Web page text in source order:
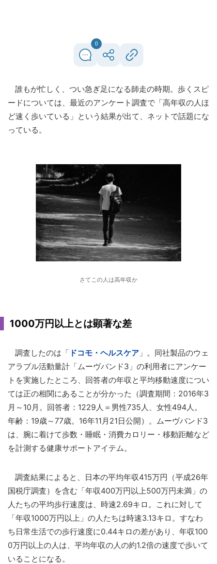
0
誰もが忙しく、つい急ぎ足になる師走の時期。歩くスピ
ードについては、最近のアンケート調査で「高年収の人ほ
ど速く歩いている」という結果が出て、ネットで話題にな
っている。
さてこの人は高年収か
1000万円以上とは顕著な差
調査したのは「 ドコモ・ヘルスケア 」。同社製品のウェ
アラブル活動量計「ムーヴバンド3」の利用者にアンケー
トを実施したところ、回答者の年収と平均移動速度につい
ては正の相関にあることが分かった（調査期間：2016年3
月～10月。回答者：1229人＝男性735人、女性494人。
年齢：19歳～77歳。16年11月21日公開）。ムーヴバンド3
は、腕に着けて歩数・睡眠・消費カロリー・移動距離など
を計測する健康サポートアイテム。
調査結果によると、日本の平均年収415万円（平成26年
国税庁調査）を含む「年収400万円以上500万円未満」の
人たちの平均歩行速度は、時速2.69キロ。これに対して
「年収1000万円以上」の人たちは時速3.13キロ。すなわ
ち日常生活での歩行速度に0.44キロの差があり、年収100
0万円以上の人は、平均年収の人の約1.2倍の速度で歩いて
いることになる。